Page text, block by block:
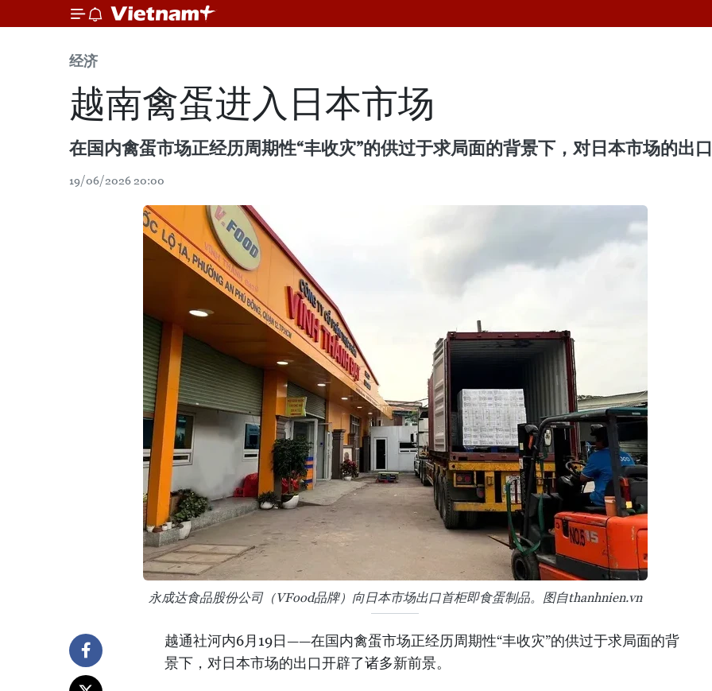
经济
越南禽蛋进入日本市场
在国内禽蛋市场正经历周期性“丰收灾”的供过于求局面的背景下，对日本市场的出
19/06/2026 20:00
永成达食品股份公司（VFood品牌）向日本市场出口首柜即食蛋制品。图自thanhnien.vn
越通社河内6月19日——在国内禽蛋市场正经历周期性“丰收灾”的供过于求局面的背
景下，对日本市场的出口开辟了诸多新前景。